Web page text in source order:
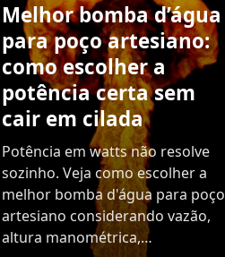
Melhor bomba d’água
para poço artesiano:
como escolher a
potência certa sem
cair em cilada
Potência em watts não resolve
sozinho. Veja como escolher a
melhor bomba d'água para poço
artesiano considerando vazão,
altura manométrica,…